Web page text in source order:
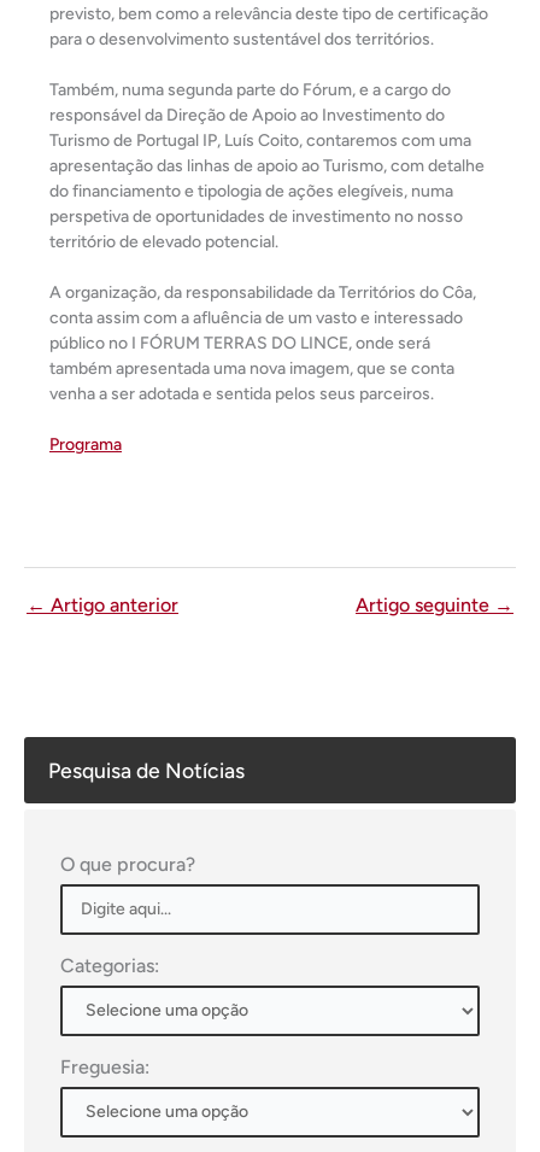
Pesquisa de Notícias
O que procura?
Categorias:
Freguesia:
previsto, bem como a relevância deste tipo de certificação
para o desenvolvimento sustentável dos territórios.
Também, numa segunda parte do Fórum, e a cargo do
responsável da Direção de Apoio ao Investimento do
Turismo de Portugal IP, Luís Coito, contaremos com uma
apresentação das linhas de apoio ao Turismo, com detalhe
do financiamento e tipologia de ações elegíveis, numa
perspetiva de oportunidades de investimento no nosso
território de elevado potencial.
A organização, da responsabilidade da Territórios do Côa,
conta assim com a afluência de um vasto e interessado
público no I FÓRUM TERRAS DO LINCE, onde será
também apresentada uma nova imagem, que se conta
venha a ser adotada e sentida pelos seus parceiros.
Programa
← Artigo anterior Artigo seguinte →